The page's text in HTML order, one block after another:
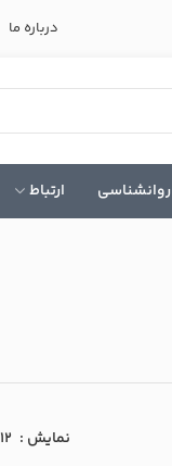
درباره ما
ارتباط
نمایش 12